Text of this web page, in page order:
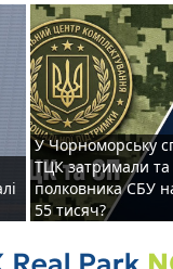
У Чорноморську
ТЦК затримали
полковника СБУ
55 тисяч?